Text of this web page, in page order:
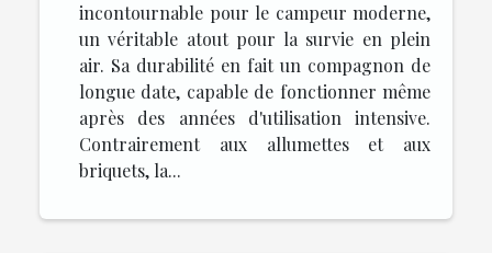
incontournable pour le campeur moderne,
un véritable atout pour la survie en plein
air. Sa durabilité en fait un compagnon de
longue date, capable de fonctionner même
après des années d'utilisation intensive.
Contrairement aux allumettes et aux
briquets, la...